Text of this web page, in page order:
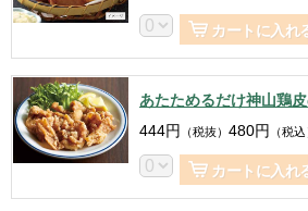
カートに入れ
あたためるだけ神山鶏
444円 （税抜） 480円 （税込
カートに入れ